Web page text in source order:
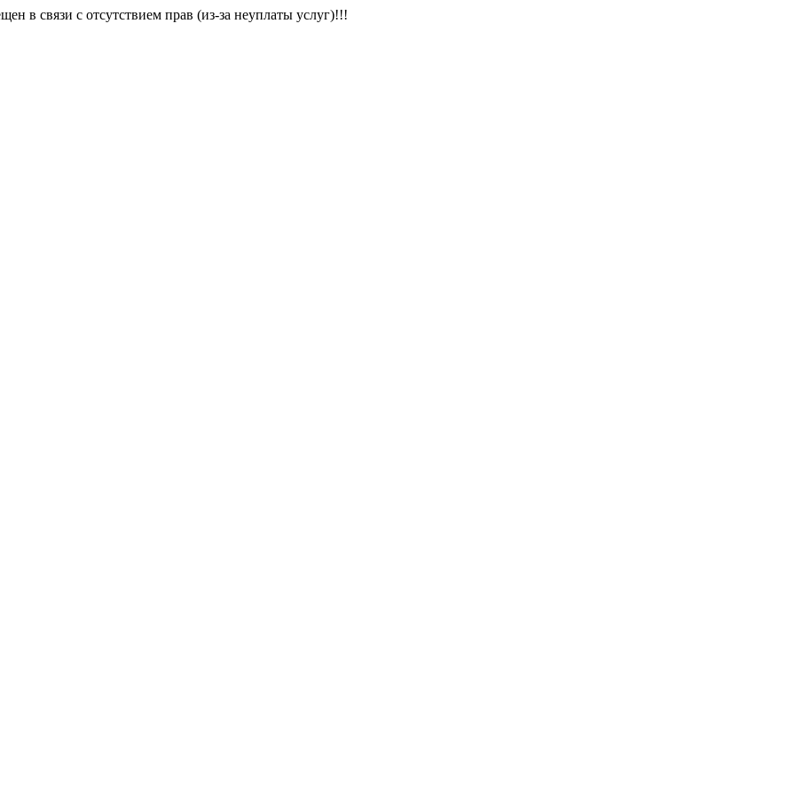
в связи с отсутствием прав (из-за неуплаты услуг)!!!